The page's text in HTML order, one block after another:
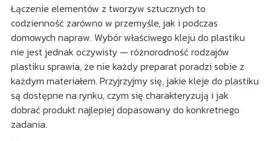
Łączenie elementów z tworzyw sztucznych to
codzienność zarówno w przemyśle, jak i podczas
domowych napraw. Wybór właściwego kleju do plastiku
nie jest jednak oczywisty — różnorodność rodzajów
plastiku sprawia, że nie każdy preparat poradzi sobie z
każdym materiałem. Przyjrzyjmy się, jakie kleje do plastiku
są dostępne na rynku, czym się charakteryzują i jak
dobrać produkt najlepiej dopasowany do konkretnego
zadania.